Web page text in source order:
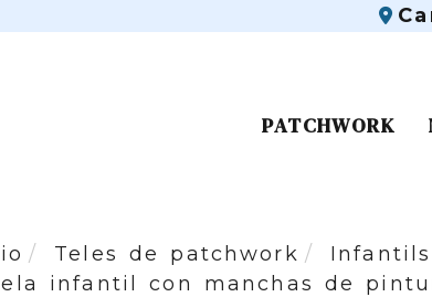
PATCHWORK
Teles de patchwork
Infantils
infantil con manchas de